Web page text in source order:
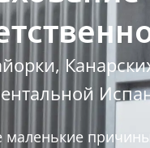
маленькие